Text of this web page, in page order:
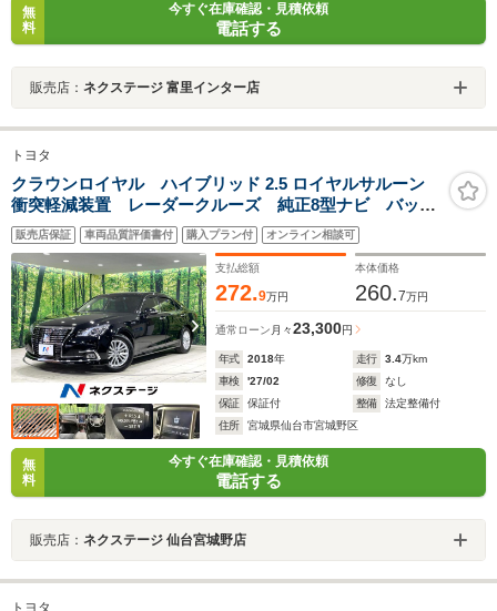
無
料
今すぐ在庫確認・見積依頼
電話する
販売店： ネクステージ 富里インター店
トヨタ
クラウンロイヤル ハイブリッド 2.5 ロイヤルサルーン
衝突軽減装置 レーダークルーズ 純正8型ナビ バック
カメラ ドライブレコーダー ETC 電動シート LED
ヘッド 純正16インチアルミ スマートキー オートエ
アコン オートハイビーム 禁煙車
販売店保証 車両品質評価書付 購入プラン付 オンライン相談可
支払総額
272.9万円
本体価格
260.7万円
通常ローン 月々23,300円
年式 2018年 走行 3.4万km
車検
'27/02 修復
なし
保証
保証付 整備
法定整備付
住所
宮城県仙台市宮城野区
無
料
今すぐ在庫確認・見積依頼
電話する
販売店： ネクステージ 仙台宮城野店
トヨタ